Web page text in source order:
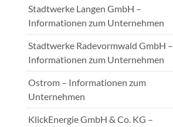
Stadtwerke Langen GmbH –
Informationen zum Unternehmen
Stadtwerke Radevormwald GmbH –
Informationen zum Unternehmen
Ostrom – Informationen zum
Unternehmen
KlickEnergie GmbH & Co. KG –